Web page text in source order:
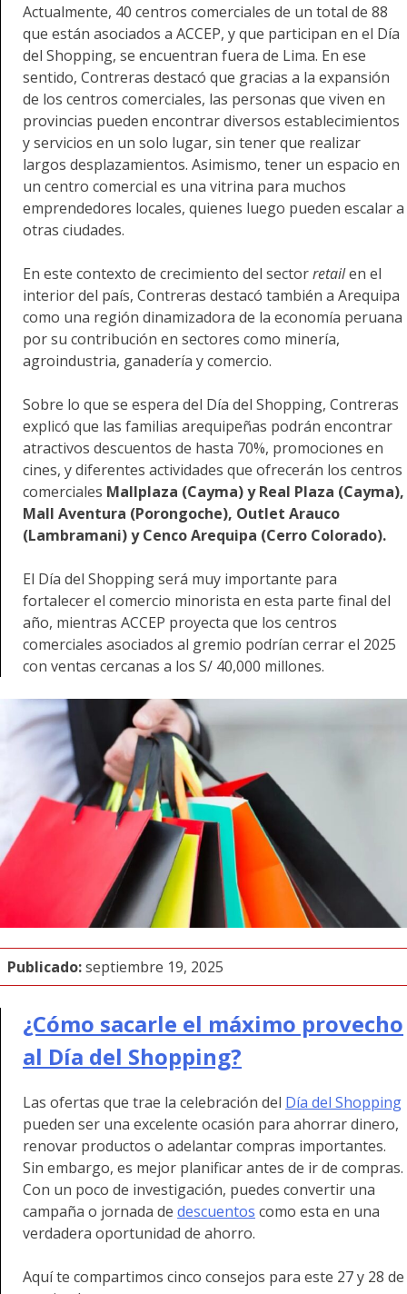
Actualmente, 40 centros comerciales de un total de 88
que están asociados a ACCEP, y que participan en el Día
del Shopping, se encuentran fuera de Lima. En ese
sentido, Contreras destacó que gracias a la expansión
de los centros comerciales, las personas que viven en
provincias pueden encontrar diversos establecimientos
y servicios en un solo lugar, sin tener que realizar
largos desplazamientos. Asimismo, tener un espacio en
un centro comercial es una vitrina para muchos
emprendedores locales, quienes luego pueden escalar a
otras ciudades.
En este contexto de crecimiento del sectorretailen el
interior del país, Contreras destacó también a Arequipa
como una región dinamizadora de la economía peruana
por su contribución en sectores como minería,
agroindustria, ganadería y comercio.
Sobre lo que se espera del Día del Shopping, Contreras
explicó que las familias arequipeñas podrán encontrar
atractivos descuentos de hasta 70%, promociones en
cines, y diferentes actividades que ofrecerán los centros
comerciales Mallplaza (Cayma) y Real Plaza (Cayma),
Mall Aventura (Porongoche), Outlet Arauco
(Lambramani) y Cenco Arequipa (Cerro Colorado).
El Día del Shopping será muy importante para
fortalecer el comercio minorista en esta parte final del
año, mientras ACCEP proyecta que los centros
comerciales asociados al gremio podrían cerrar el 2025
con ventas cercanas a los S/ 40,000 millones.
Publicado:septiembre 19, 2025
¿Cómo sacarle el máximo provecho
al Día del Shopping?
Las ofertas que trae la celebración del Día del Shopping
pueden ser una excelente ocasión para ahorrar dinero,
renovar productos o adelantar compras importantes.
Sin embargo, es mejor planificar antes de ir de compras.
Con un poco de investigación, puedes convertir una
campaña o jornada de descuentos como esta en una
verdadera oportunidad de ahorro.
Aquí te compartimos cinco consejos para este 27 y 28 de